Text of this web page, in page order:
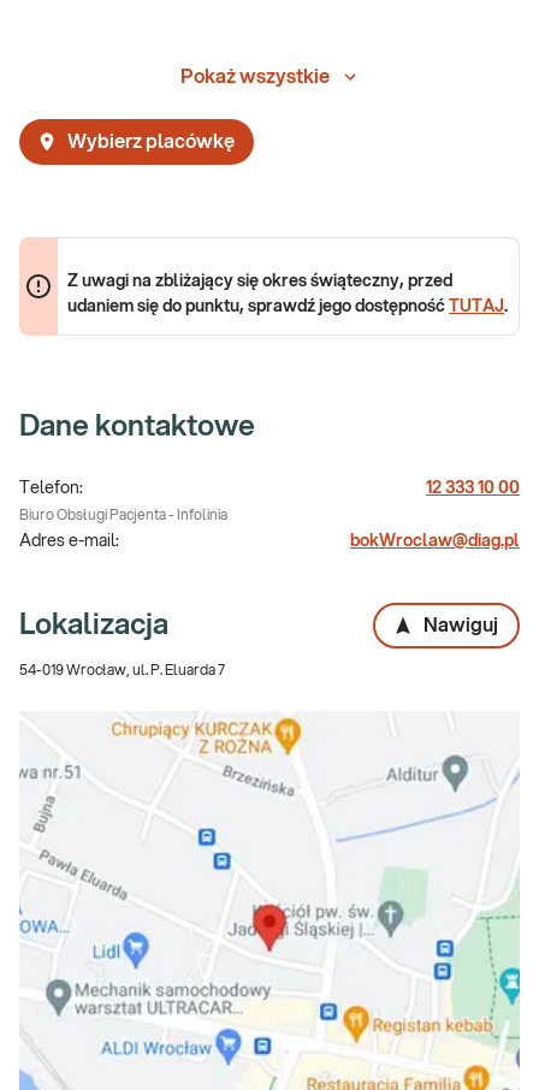
Pokaż wszystkie
Wybierz placówkę
Z uwagi na zbliżający się okres świąteczny, przed
udaniem się do punktu, sprawdź jego dostępność
TUTAJ.
Dane kontaktowe
Telefon: 12 333 10 00
Biuro Obsługi Pacjenta - Infolinia
Adres e-mail: bokWroclaw@diag.pl
Lokalizacja Nawiguj
54-019 Wrocław, ul. P. Eluarda 7